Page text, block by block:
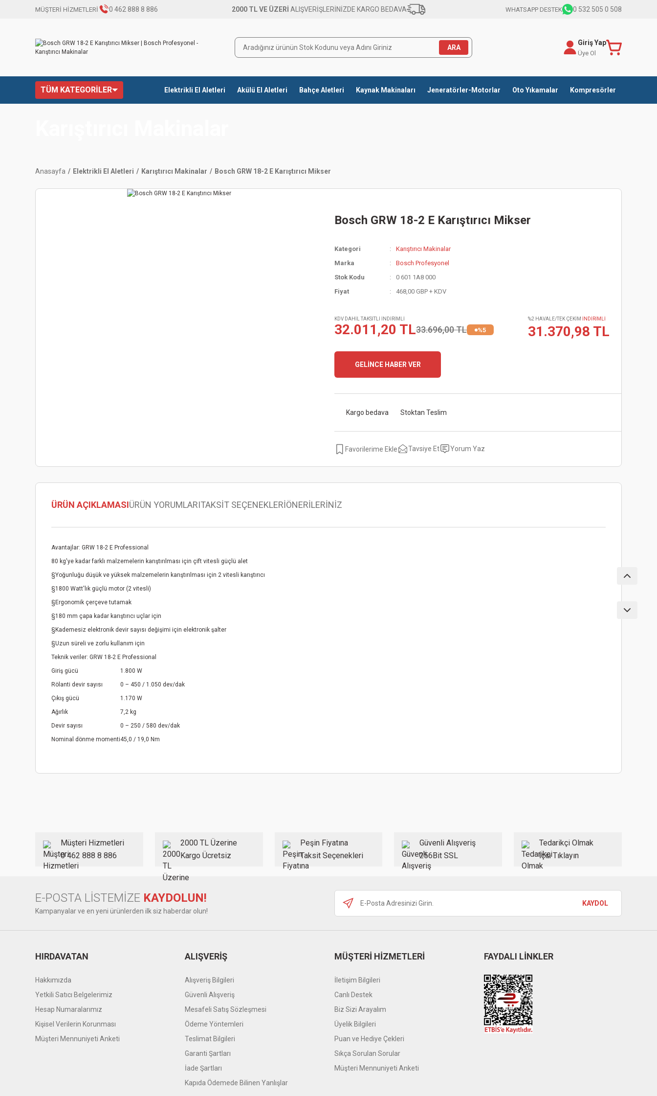
MÜŞTERİ HİZMETLERİ 0 462 888 8 886 2000 TL VE ÜZERİ ALIŞVERİŞLERİNİZDE KARGO BEDAVA WHATSAPP DESTEK 0 532 505 0 508
ARA
Giriş Yap
Üye Ol
TÜM KATEGORİLER Elektrikli El Aletleri Akülü El Aletleri Bahçe Aletleri Kaynak Makinaları Jeneratörler-Motorlar Oto Yıkamalar Kompresörler
Anasayfa Elektrikli El Aletleri Karıştırıcı Makinalar Bosch GRW 18-2 E Karıştırıcı Mikser
Bosch GRW 18-2 E Karıştırıcı Mikser
Kategori
Karıştırıcı Makinalar
Marka
Bosch Profesyonel
Stok Kodu
0 601 1A8 000
Fiyat
468,00 GBP + KDV
KDV DAHİL TAKSİTLİ İNDİRİMLİ
32.011,20 TL33.696,00 TL %5
%2 HAVALE/TEK ÇEKİM İNDİRİMLİ
31.370,98 TL
GELİNCE HABER VER
Kargo bedava Stoktan Teslim
Tavsiye Et Yorum Yaz
ÜRÜN AÇIKLAMASIÜRÜN YORUMLARITAKSİT SEÇENEKLERİÖNERİLERİNİZ
Avantajlar: GRW 18-2 E Professional
80 kg'ye kadar farklı malzemelerin karıştırılması için çift vitesli güçlü alet
§Yoğunluğu düşük ve yüksek malzemelerin karıştırılması için 2 vitesli karıştırıcı
§1800 Watt'lık güçlü motor (2 vitesli)
§Ergonomik çerçeve tutamak
§180 mm çapa kadar karıştırıcı uçlar için
§Kademesiz elektronik devir sayısı değişimi için elektronik şalter
§Uzun süreli ve zorlu kullanım için
Teknik veriler: GRW 18-2 E Professional
Giriş gücü
1.800 W
Rölanti devir sayısı
0 – 450 / 1.050 dev/dak
Çıkış gücü
1.170 W
Ağırlık
7,2 kg
Devir sayısı
0 – 250 / 580 dev/dak
Nominal dönme momenti45,0 / 19,0 Nm
Ürün bilgilerinde hatalar bulunuyor.
Ürün fiyatı diğer sitelerden daha pahalı.
Bu ürüne benzer farklı alternatifler olmalı.
Gönder
Müşteri Hizmetleri
0 462 888 8 886
2000 TL Üzerine
Kargo Ücretsiz
Peşin Fiyatına
Taksit Seçenekleri
Güvenli Alışveriş
256Bit SSL
Tedarikçi Olmak
İçin Tıklayın
E-POSTA LİSTEMİZE KAYDOLUN!
Kampanyalar ve en yeni ürünlerden ilk siz haberdar olun!
KAYDOL
HIRDAVATAN
Hakkımızda
Yetkili Satıcı Belgelerimiz
Hesap Numaralarımız
Kişisel Verilerin Korunması
Müşteri Mennuniyeti Anketi
ALIŞVERİŞ
Alışveriş Bilgileri
Güvenli Alışveriş
Mesafeli Satış Sözleşmesi
Ödeme Yöntemleri
Teslimat Bilgileri
Garanti Şartları
İade Şartları
Kapıda Ödemede Bilinen Yanlışlar
MÜŞTERİ HİZMETLERİ
İletişim Bilgileri
Canlı Destek
Biz Sizi Arayalım
Üyelik Bilgileri
Puan ve Hediye Çekleri
Sıkça Sorulan Sorular
Müşteri Mennuniyeti Anketi
FAYDALI LİNKLER